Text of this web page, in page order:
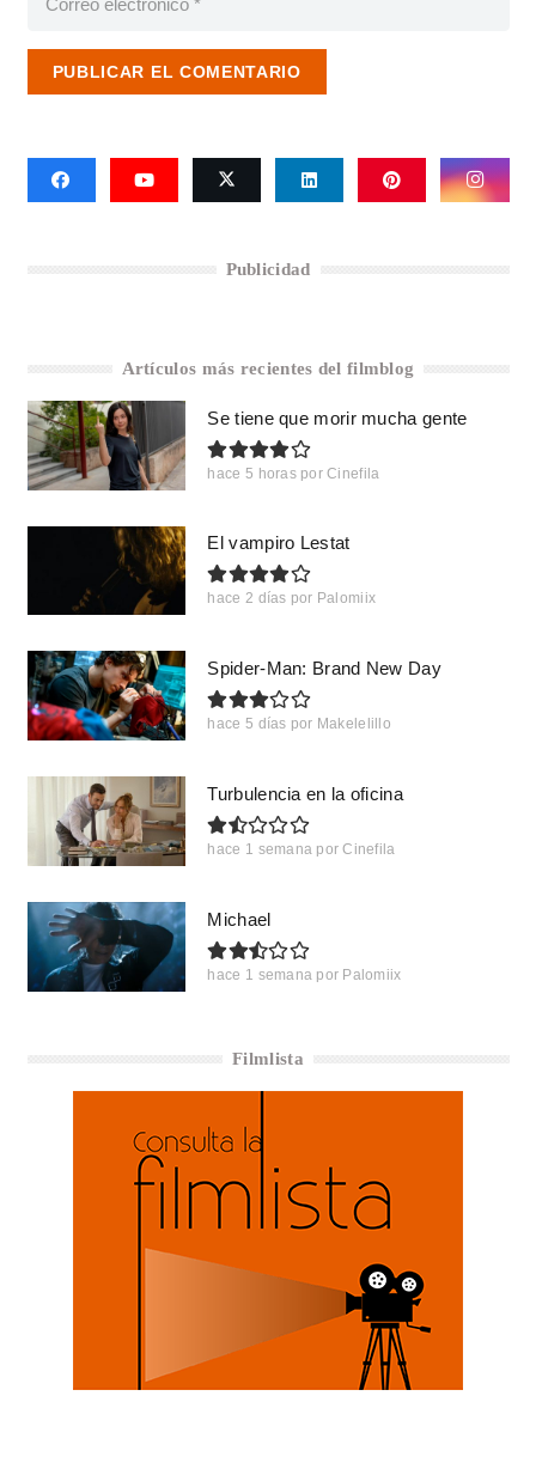
PUBLICAR EL COMENTARIO
Publicidad
Artículos más recientes del filmblog
Se tiene que morir mucha gente
hace 5 horas por Cinefila
El vampiro Lestat
hace 2 días por Palomiix
Spider-Man: Brand New Day
hace 5 días por Makelelillo
Turbulencia en la oficina
hace 1 semana por Cinefila
Michael
hace 1 semana por Palomiix
Filmlista